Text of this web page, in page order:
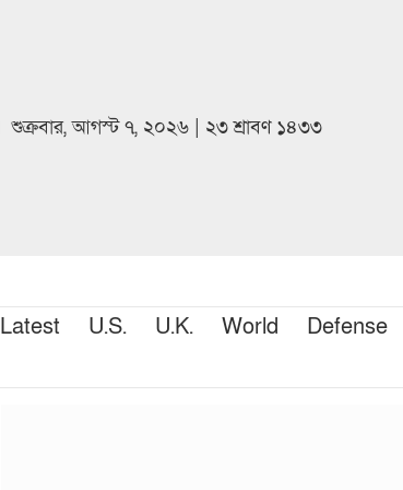
শুক্রবার, আগস্ট ৭, ২০২৬ | ২৩ শ্রাবণ ১৪৩৩
Latest U.S. U.K. World Defense